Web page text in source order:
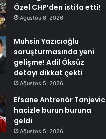
Özel CHP’den istifa etti!
Ağustos 6, 2026
Muhsin Yazıcıoğlu
soruşturmasında yeni
gelişme! Adil Öksüz
detayı dikkat çekti
Ağustos 5, 2026
Efsane Antrenör Tanjevic
hacizle burun buruna
geldi
Ağustos 5, 2026